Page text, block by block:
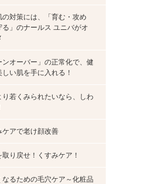
の対策には、「育む・攻め
る」のナールス ユニバがオ
ンオーバー」の正常化で、健
しい肌を手に入れる！
り若くみられたいなら、しわ
ケアで老け顔改善
取り戻せ！くすみケア！
なるための毛穴ケア～化粧品